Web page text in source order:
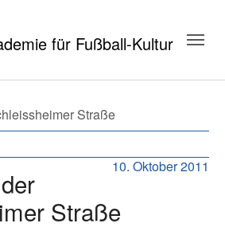
Straße
10. Oktober 2011
Straße